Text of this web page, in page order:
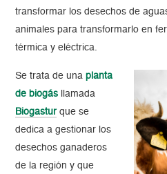
transformar los desechos de
animales para transformarlo en
térmica y eléctrica.
Se trata de unaplanta
de biogás llamada
Biogastur que se
dedica a gestionar los
desechos ganaderos
de la región y que